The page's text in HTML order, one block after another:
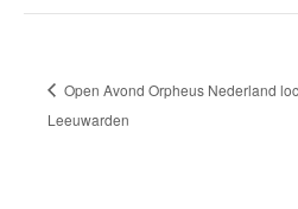
Open Avond Orpheus Nederland
Leeuwarden